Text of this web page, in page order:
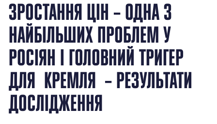
ЗРОСТАННЯ ЦІН – ОДНА З
НАЙБІЛЬШИХ ПРОБЛЕМ У
РОСІЯН І ГОЛОВНИЙ ТРИГЕР
ДЛЯ КРЕМЛЯ – РЕЗУЛЬТАТИ
ДОСЛІДЖЕННЯ